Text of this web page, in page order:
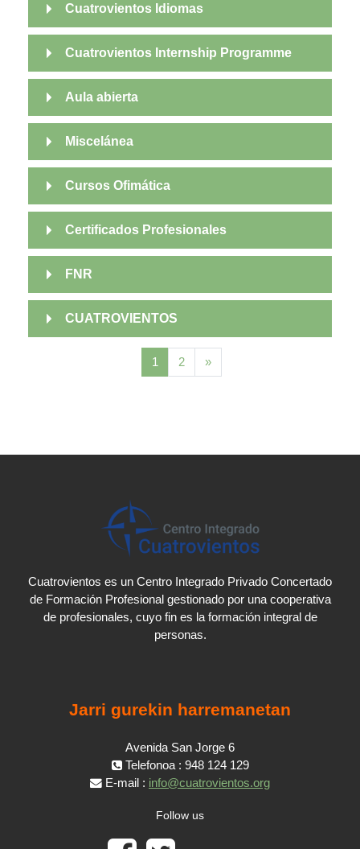
Cuatrovientos Idiomas
Cuatrovientos Internship Programme
Aula abierta
Miscelánea
Cursos Ofimática
Certificados Profesionales
FNR
CUATROVIENTOS
1 (oraingoa)
2 »Hurrengo orria
Cuatrovientos es un Centro Integrado Privado Concertado
de Formación Profesional gestionado por una cooperativa
de profesionales, cuyo fin es la formación integral de
personas.
Jarri gurekin harremanetan
Avenida San Jorge 6
Telefonoa : 948 124 129
E-mail : info@cuatrovientos.org
Follow us